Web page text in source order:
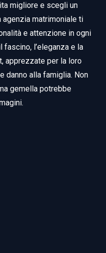
migliore e scegli un
agenzia matrimoniale ti
e attenzione in ogni
l’eleganza e la
apprezzate per la loro
danno alla famiglia. Non
gemella potrebbe